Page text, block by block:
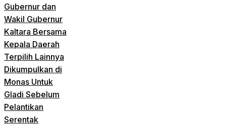
Gubernur dan
Wakil Gubernur
Kaltara Bersama
Kepala Daerah
Terpilih Lainnya
Dikumpulkan di
Monas Untuk
Gladi Sebelum
Pelantikan
Serentak